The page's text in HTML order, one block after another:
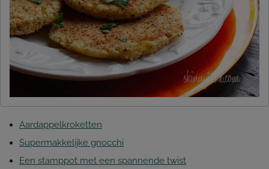
Aardappelkroketten
Supermakkelijke gnocchi
Een stamppot met een spannende twist